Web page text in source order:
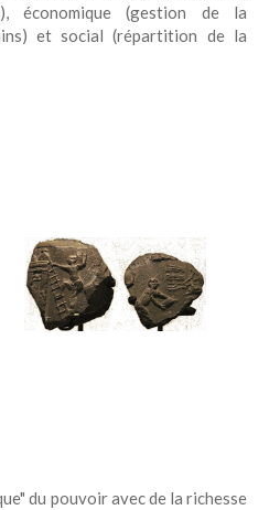
économique (gestion de la
et social (répartition de la
du pouvoir avec de la richesse